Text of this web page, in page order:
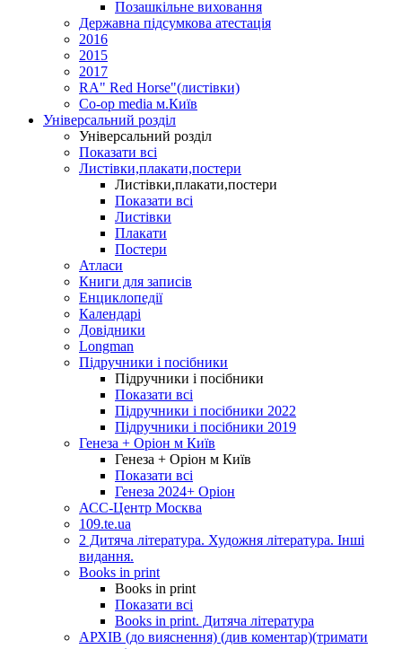
Позашкільне виховання
Державна підсумкова атестація
2016
2015
2017
RA" Red Horse"(листівки)
Co-op media м.Київ
Універсальний розділ
Універсальний розділ
Показати всі
Листівки,плакати,постери
Листівки,плакати,постери
Показати всі
Листівки
Плакати
Постери
Атласи
Книги для записів
Енциклопедії
Календарі
Довідники
Longman
Підручники і посібники
Підручники і посібники
Показати всі
Підручники і посібники 2022
Підручники і посібники 2019
Генеза + Оріон м Київ
Генеза + Оріон м Київ
Показати всі
Генеза 2024+ Оріон
АСС-Центр Москва
109.te.ua
2 Дитяча література. Художня література. Інші
видання.
Books in print
Books in print
Показати всі
Books in print. Дитяча література
АРХІВ (до вияснення) (див коментар)(тримати